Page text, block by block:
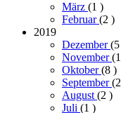
März (1 )
Februar(2 )
2019
Dezember(5
November(1
Oktober(8 )
September(2
August (2 )
Juli (1 )